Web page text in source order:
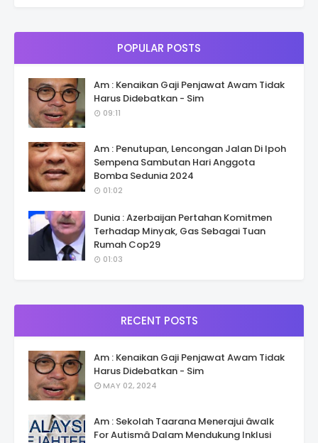
POPULAR POSTS
Am : Kenaikan Gaji Penjawat Awam Tidak
Harus Didebatkan - Sim
09:11
Am : Penutupan, Lencongan Jalan Di Ipoh
Sempena Sambutan Hari Anggota
Bomba Sedunia 2024
01:02
Dunia : Azerbaijan Pertahan Komitmen
Terhadap Minyak, Gas Sebagai Tuan
Rumah Cop29
01:03
RECENT POSTS
Am : Kenaikan Gaji Penjawat Awam Tidak
Harus Didebatkan - Sim
MAY 02, 2024
Am : Sekolah Taarana Menerajui âwalk
For Autismâ Dalam Mendukung Inklusi